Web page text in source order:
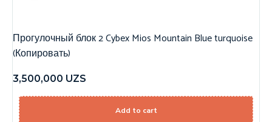
Прогулочный блок 2 Cybex Mios Mountain Blue turquoise
(Копировать)
3,500,000 UZS
Add to cart